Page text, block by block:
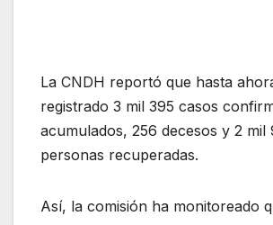
La CNDH reportó que hasta
registrado 3 mil 395 casos
acumulados, 256 decesos y 2 mil
personas recuperadas.
Así, la comisión ha monitoreado